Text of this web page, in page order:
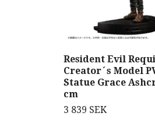
Resident Evil
Creator´s Model
Statue Grace
cm
3 839 SEK